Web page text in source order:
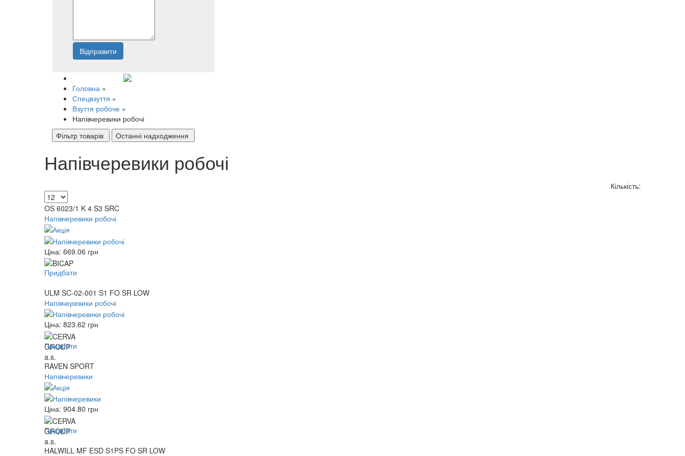
Відправити
Головна »
Спецвзуття »
Взуття робоче »
Напівчеревики робочі
Фільтр товарів
Останні надходження
Напівчеревики робочі
Кількість:
OS 6023/1 K 4 S3 SRC
Напівчеревики робочі
Ціна: 669.06 грн
Придбати
ULM SC-02-001 S1 FO SR LOW
Напівчеревики робочі
Ціна: 823.62 грн
Придбати
RAVEN SPORT
Напівчеревики
Ціна: 904.80 грн
Придбати
HALWILL MF ESD S1PS FO SR LOW